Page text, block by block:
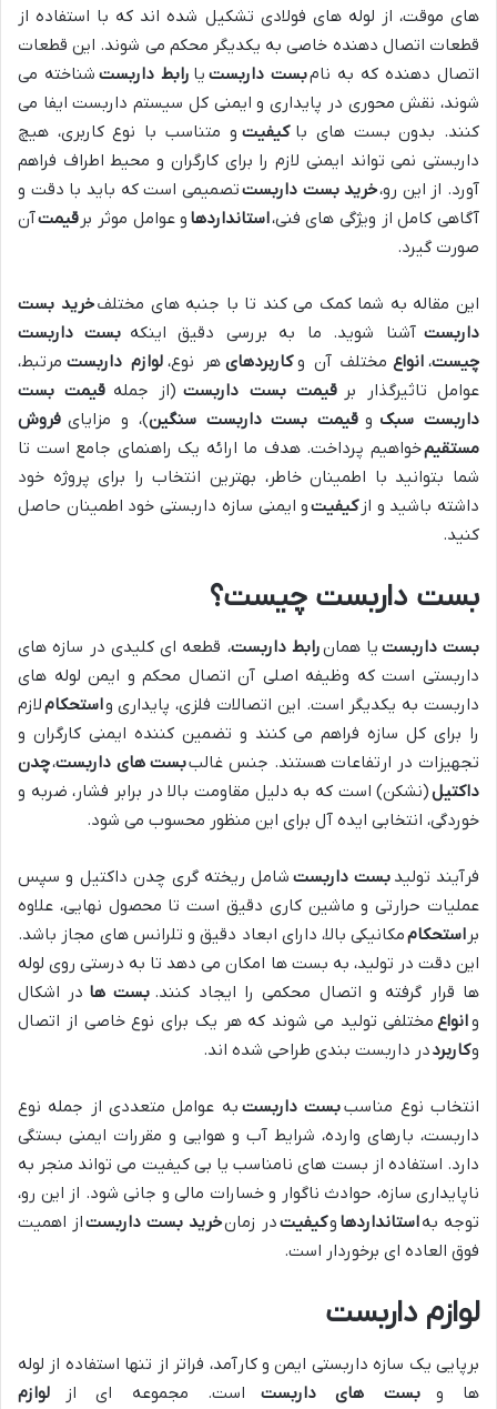
های موقت، از لوله های فولادی تشکیل شده اند که با استفاده از
قطعات اتصال دهنده خاصی به یکدیگر محکم می شوند. این قطعات
اتصال دهنده که به نامبست داربست یا رابط داربست شناخته می
شوند، نقش محوری در پایداری و ایمنی کل سیستم داربست ایفا می
کنند. بدون بست های با کیفیت و متناسب با نوع کاربری، هیچ
داربستی نمی تواند ایمنی لازم را برای کارگران و محیط اطراف فراهم
آورد. از این رو،خرید بست داربستتصمیمی است که باید با دقت و
آگاهی کامل از ویژگی های فنی،استانداردها و عوامل موثر بر قیمتآن
صورت گیرد.
این مقاله به شما کمک می کند تا با جنبه های مختلفخرید بست
داربست آشنا شوید. ما به بررسی دقیق اینکه بست داربست
چیست، انواع مختلف آن و کاربردهای هر نوع، لوازم داربست مرتبط،
عوامل تاثیرگذار بر قیمت بست داربست (از جمله قیمت بست
داربست سبک و قیمت بست داربست سنگین)، و مزایای فروش
مستقیمخواهیم پرداخت. هدف ما ارائه یک راهنمای جامع است تا
شما بتوانید با اطمینان خاطر، بهترین انتخاب را برای پروژه خود
داشته باشید و از کیفیتو ایمنی سازه داربستی خود اطمینان حاصل
کنید.
بست داربست چیست؟
بست داربست یا همانرابط داربست، قطعه ای کلیدی در سازه های
داربستی است که وظیفه اصلی آن اتصال محکم و ایمن لوله های
داربست به یکدیگر است. این اتصالات فلزی، پایداری واستحکاملازم
را برای کل سازه فراهم می کنند و تضمین کننده ایمنی کارگران و
تجهیزات در ارتفاعات هستند. جنس غالببست های داربست،چدن
داکتیل(نشکن) است که به دلیل مقاومت بالا در برابر فشار، ضربه و
خوردگی، انتخابی ایده آل برای این منظور محسوب می شود.
فرآیند تولید بست داربست شامل ریخته گری چدن داکتیل و سپس
عملیات حرارتی و ماشین کاری دقیق است تا محصول نهایی، علاوه
بر استحکاممکانیکی بالا، دارای ابعاد دقیق و تلرانس های مجاز باشد.
این دقت در تولید، به بست ها امکان می دهد تا به درستی روی لوله
ها قرار گرفته و اتصال محکمی را ایجاد کنند. بست ها در اشکال
وانواع مختلفی تولید می شوند که هر یک برای نوع خاصی از اتصال
وکاربرددر داربست بندی طراحی شده اند.
انتخاب نوع مناسببست داربست به عوامل متعددی از جمله نوع
داربست، بارهای وارده، شرایط آب و هوایی و مقررات ایمنی بستگی
دارد. استفاده از بست های نامناسب یا بی کیفیت می تواند منجر به
ناپایداری سازه، حوادث ناگوار و خسارات مالی و جانی شود. از این رو،
توجه بهاستانداردها وکیفیتدر زمانخرید بست داربستاز اهمیت
فوق العاده ای برخوردار است.
لوازم داربست
برپایی یک سازه داربستی ایمن و کارآمد، فراتر از تنها استفاده از لوله
ها و
بست های داربست است. مجموعه ای از
لوازم